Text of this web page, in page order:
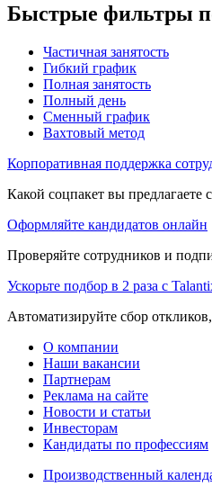
Быстрые фильтры
Частичная занятость
Гибкий график
Полная занятость
Полный день
Сменный график
Вахтовый метод
Корпоративная поддержка
Какой соцпакет вы предлагаете
Оформляйте кандидатов онлайн
Проверяйте сотрудников и
Ускорьте подбор в 2 раза с
Автоматизируйте сбор
О компании
Наши вакансии
Партнерам
Реклама на сайте
Новости и статьи
Инвесторам
Кандидаты по профессиям
Производственный